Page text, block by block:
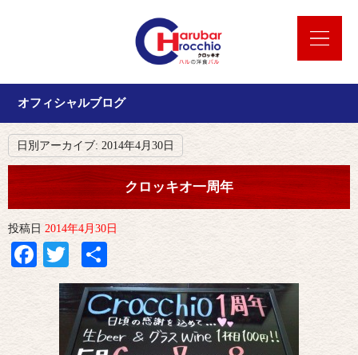
オフィシャルブログ
日別アーカイブ: 2014年4月30日
クロッキオ一周年
投稿日 2014年4月30日
Facebook
Twitter
有